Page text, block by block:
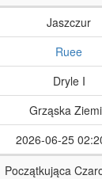
Jaszczur
Ruee
Dryle I
Grząska
2026-06-25
Początkująca